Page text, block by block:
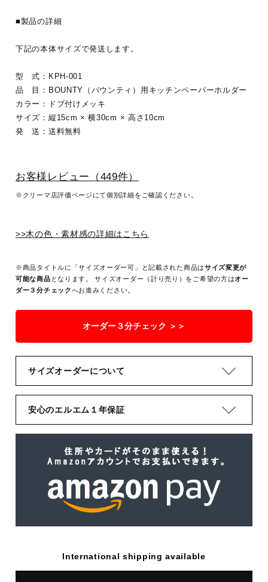
■製品の詳細
下記の本体サイズで発送します。
型 式：KPH-001
品 目：BOUNTY（バウンティ）用キッチンペーパーホルダー
カラー：ドブ付けメッキ
サイズ：縦15cm × 横30cm × 高さ10cm
発 送：送料無料
お客様レビュー（449件）
※クリーマ店評価ページにて個別詳細をご確認ください。
>>木の色・素材感の詳細はこちら
※商品タイトルに「サイズオーダー可」と記載された商品はサイズ変更が
可能な商品 となります。 サイズオーダー（計り売り）をご希望の方はオー
ダー３分チェックへお進みください。
オーダー３分チェック ＞＞
サイズオーダーについて
安心のエルエム１年保証
International shipping available